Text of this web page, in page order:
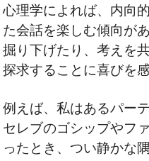
心理学によれば、内向
た会話を楽しむ傾向が
掘り下げたり、考えを
探求することに喜びを感
例えば、私はあるパー
セレブのゴシップやフ
ったとき、つい静かな